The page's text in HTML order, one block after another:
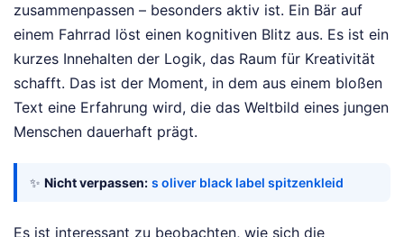
zusammenpassen – besonders aktiv ist. Ein Bär auf
einem Fahrrad löst einen kognitiven Blitz aus. Es ist ein
kurzes Innehalten der Logik, das Raum für Kreativität
schafft. Das ist der Moment, in dem aus einem bloßen
Text eine Erfahrung wird, die das Weltbild eines jungen
Menschen dauerhaft prägt.
✨ Nicht verpassen: s oliver black label spitzenkleid
Es ist interessant zu beobachten, wie sich die